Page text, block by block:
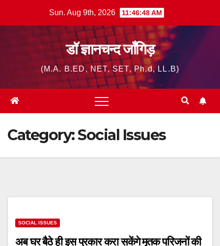
Sun. Aug 9th, 2026 11:46:49 AM
डॉ ज्ञानचन्द जाँगिड़
(M.A. B.ED, NET, SET, Ph.d, LL.B)
Category:Social Issues
SOCIAL ISSUES
अब घर बैठे ही इस प्रकार करा सकेंगे मृतक परिजनों की